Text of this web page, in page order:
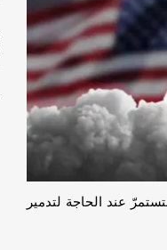
عند الحاجة لتدمير